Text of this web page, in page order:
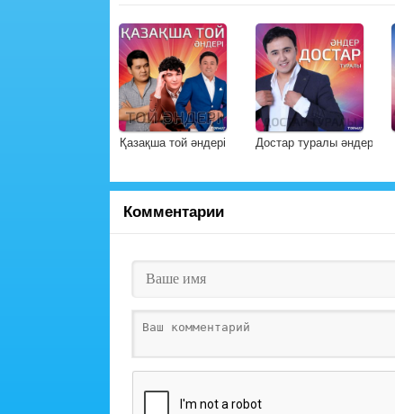
Қазақша той әндері Достар туралы әндер
Комментарии